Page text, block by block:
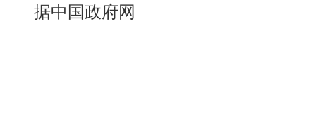
据中国政府网